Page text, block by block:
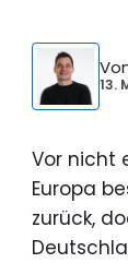
13.
Vor nicht
Europa
zurück,